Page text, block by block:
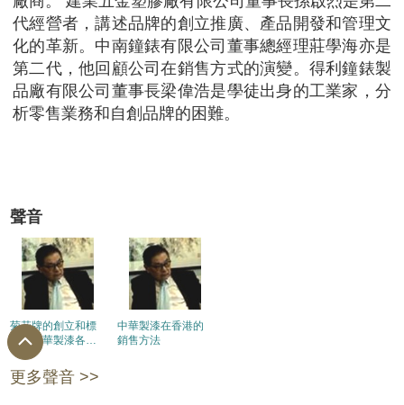
代經營者，講述品牌的創立推廣、產品開發和管理文
化的革新。中南鐘錶有限公司董事總經理莊學海亦是
第二代，他回顧公司在銷售方式的演變。得利鐘錶製
品廠有限公司董事長梁偉浩是學徒出身的工業家，分
析零售業務和自創品牌的困難。
聲音
菊花牌的創立和標
誌。中華製漆各類
品牌的特色
中華製漆在香港的
銷售方法
更多聲音 >>